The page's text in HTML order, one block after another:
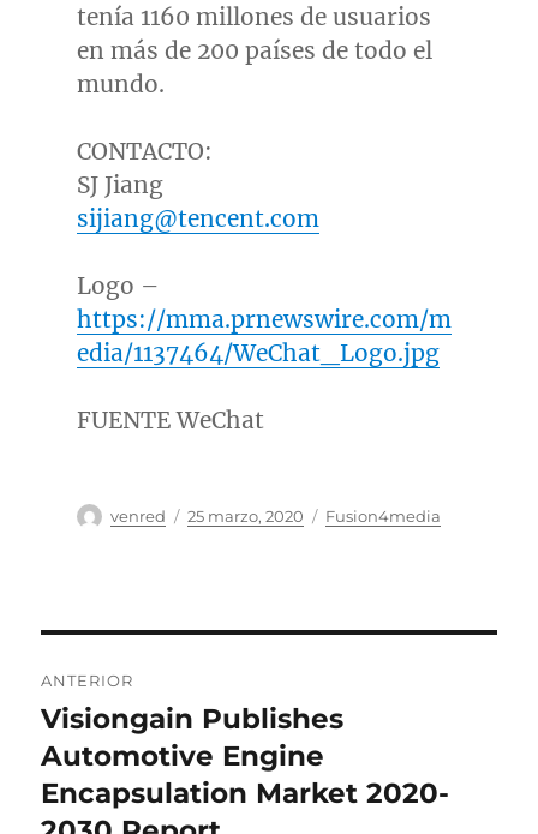
tenía 1160 millones de usuarios
en más de 200 países de todo el
mundo.
CONTACTO:
SJ Jiang
sijiang@tencent.com
Logo –
https://mma.prnewswire.com/m
edia/1137464/WeChat_Logo.jpg
FUENTE WeChat
Autor
venred
Publicado
25 marzo, 2020 Categorías
Fusion4media
de
entradas
ANTERIOR
Entrada
anterior:
Visiongain Publishes
Automotive Engine
Encapsulation Market 2020-